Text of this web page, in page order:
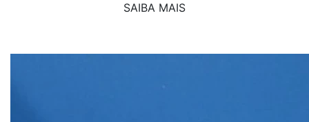
SAIBA MAIS